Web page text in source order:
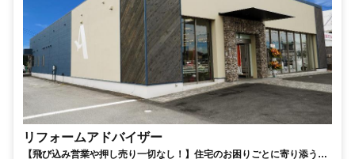
リフォームアドバイザー
【飛び込み営業や押し売り一切なし！】住宅のお困りごとに寄り添うリ